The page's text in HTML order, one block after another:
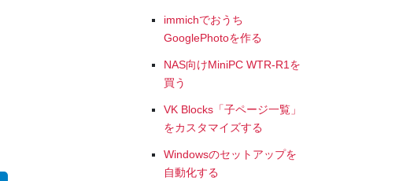
immichでおうち
GooglePhotoを作る
NAS向けMiniPC WTR-R1を
買う
VK Blocks「子ページ一覧」
をカスタマイズする
Windowsのセットアップを
自動化する